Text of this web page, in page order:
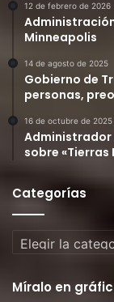
12 de febrero de 2026
Minneapolis
14 de agosto de 2025
Gobierno de
personas,
16 de octubre de 2025
Administrador
sobre «Tierras
Categorías
Categorías
Míralo en